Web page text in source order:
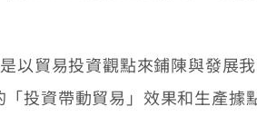
貿易投資觀點來鋪陳與發展
投資帶動貿易」效果和生產據